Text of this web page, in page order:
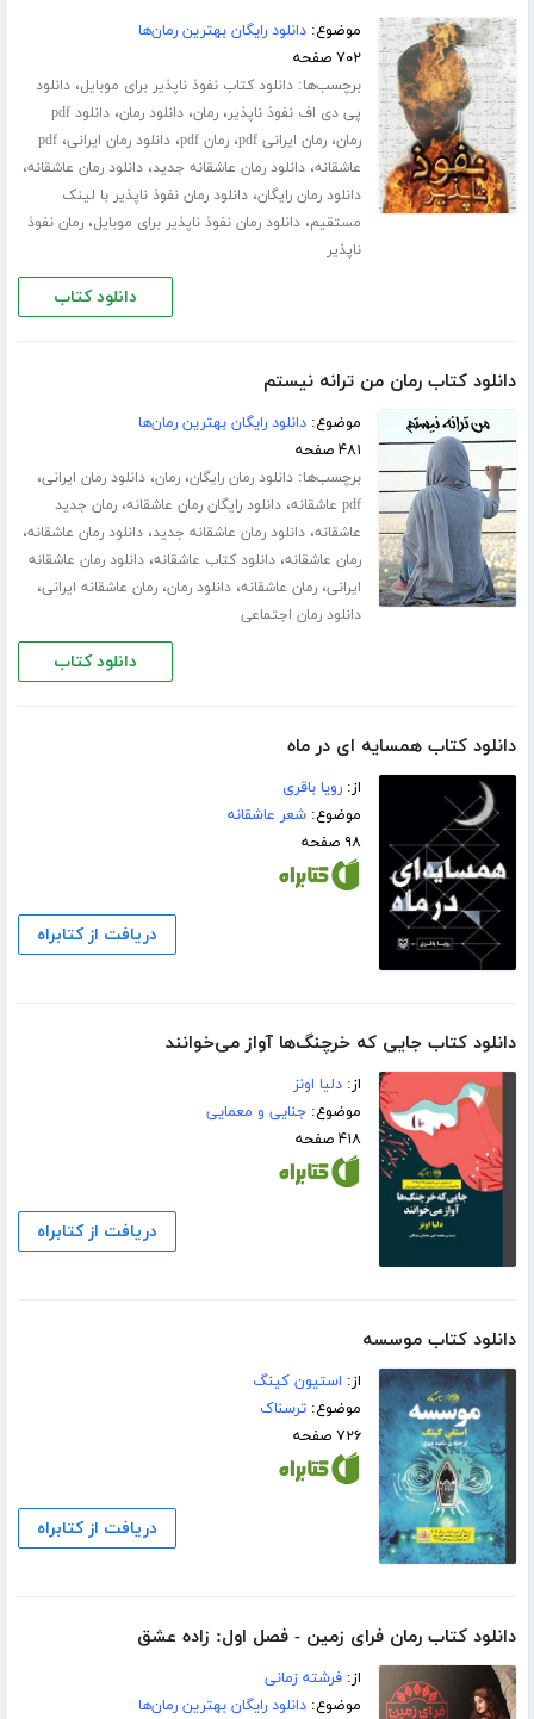
موضوع:دانلود رایگان بهترین رمان‌ها
۷۰۲ صفحه
برچسب‌ها:دانلود کتاب نفوذ ناپذیر برای موبایل،دانلود
پی دی اف نفوذ ناپذیر،رمان،دانلود رمان،
دانلود pdf
رمان،رمان ایرانی pdf ،رمان pdf ،دانلود رمان ایرانی،pdf
عاشقانه،دانلود رمان عاشقانه جدید،دانلود رمان عاشقانه،
دانلود رمان رایگان،دانلود رمان نفوذ ناپذیر با لینک
مستقیم،دانلود رمان نفوذ ناپذیر برای موبایل،رمان نفوذ
ناپذیر
دانلود کتاب
دانلود کتاب رمان من ترانه نیستم
موضوع:دانلود رایگان بهترین رمان‌ها
۴۸۱ صفحه
برچسب‌ها:دانلود رمان رایگان،رمان،دانلود رمان ایرانی،
pdf عاشقانه ،دانلود رایگان رمان عاشقانه،رمان جدید
عاشقانه،دانلود رمان عاشقانه جدید،دانلود رمان عاشقانه،
رمان عاشقانه،دانلود کتاب عاشقانه،دانلود رمان عاشقانه
ایرانی،رمان عاشقانه،دانلود رمان،رمان عاشقانه ایرانی،
دانلود رمان اجتماعی
دانلود کتاب
دانلود کتاب همسایه ای در ماه
از:رویا باقری
موضوع:شعر عاشقانه
۹۸ صفحه
دریافت از کتابراه
دانلود کتاب جایی که خرچنگ‌ها آواز می‌خوانند
از:دلیا اونز
موضوع:جنایی و معمایی
۴۱۸ صفحه
دریافت از کتابراه
دانلود کتاب موسسه
از: استیون کینگ
موضوع:ترسناک
۷۲۶ صفحه
دریافت از کتابراه
دانلود کتاب رمان فرای زمین - فصل اول: زاده عشق
از:فرشته زمانی
موضوع:دانلود رایگان بهترین رمان‌ها